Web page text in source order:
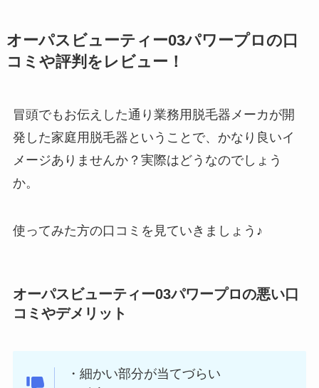
オーパスビューティー03パワープロの口
コミや評判をレビュー！
冒頭でもお伝えした通り業務用脱毛器メーカが開
発した家庭用脱毛器ということで、かなり良いイ
メージありませんか？実際はどうなのでしょう
か。
使ってみた方の口コミを見ていきましょう♪
オーパスビューティー03パワープロの悪い口
コミやデメリット
・細かい部分が当てづらい